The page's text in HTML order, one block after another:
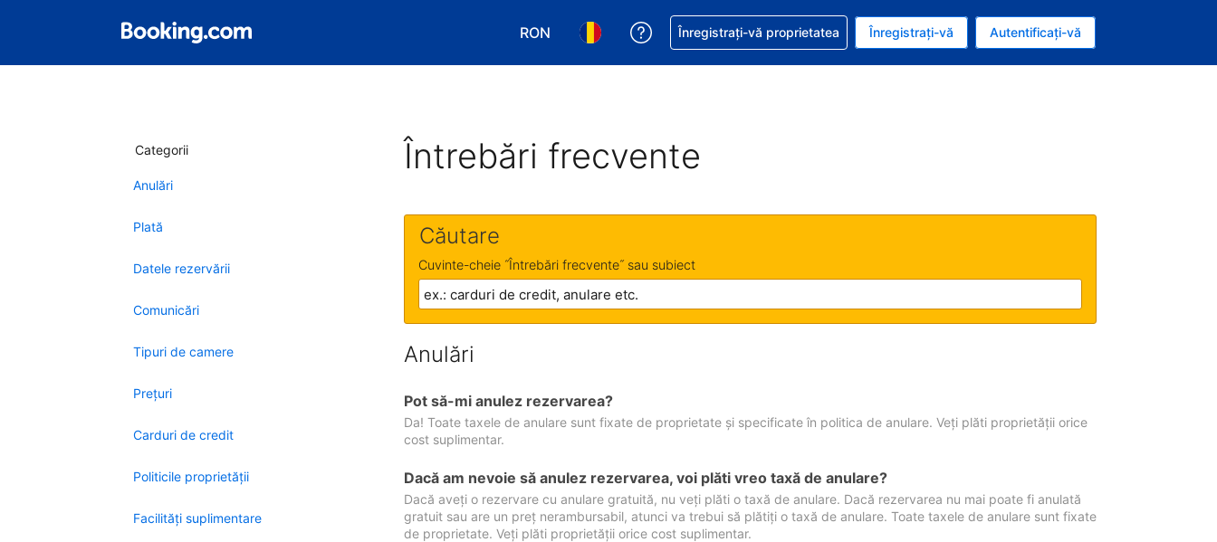
RON
Alegeţi moneda. Moneda actuală este Leu nou românesc
Alegeți limba. Limba actuală este Română
Primiți asistență cu privire la rezervarea dvs.
Înregistrați-vă proprietatea Înregistrați-vă Autentificați-vă
Categorii
Anulări
Plată
Datele rezervării
Comunicări
Tipuri de camere
Preţuri
Carduri de credit
Politicile proprietății
Facilităţi suplimentare
Întrebări frecvente
Căutare
Cuvinte-cheie ˝Întrebări frecvente˝ sau subiect
Anulări
Pot să-mi anulez rezervarea?
Da! Toate taxele de anulare sunt fixate de proprietate și specificate în politica de anulare. Veți plăti proprietății orice
cost suplimentar.
Dacă am nevoie să anulez rezervarea, voi plăti vreo taxă de anulare?
Dacă aveți o rezervare cu anulare gratuită, nu veți plăti o taxă de anulare. Dacă rezervarea nu mai poate fi anulată
gratuit sau are un preț nerambursabil, atunci va trebui să plătiți o taxă de anulare. Toate taxele de anulare sunt fixate
de proprietate. Veți plăti proprietății orice cost suplimentar.